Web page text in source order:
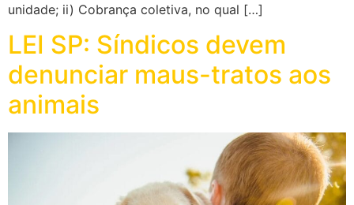
unidade; ii) Cobrança coletiva, no qual […]
LEI SP: Síndicos devem
denunciar maus-tratos aos
animais